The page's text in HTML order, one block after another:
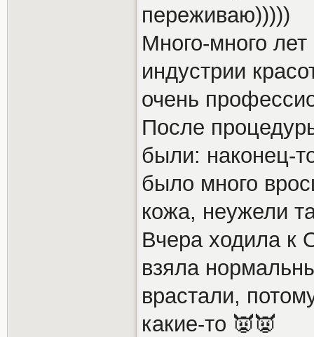
переживаю)))))
Много-много
индустрии
очень
После
были: наконец-
было много
кожа, неужели
Вчера ходила к
взяла
врастали,
какие-то 👿👿